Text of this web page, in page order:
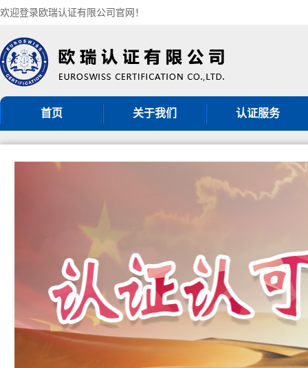
欢迎登录欧瑞认证有限公司官网！
首页 关于我们
机构简介
认证服务
ISO9001认证
ISO45001认证
ISO20000认证
服务认证
其他管理体系认证
公开文件
认证证书样本